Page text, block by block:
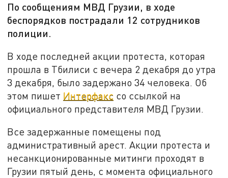
По сообщениям МВД Грузии, в ходе
беспорядков пострадали 12 сотрудников
полиции.
В ходе последней акции протеста, которая
прошла в Тбилиси с вечера 2 декабря до утра
3 декабря, было задержано 34 человека. Об
этом пишет Интерфакс со ссылкой на
официального представителя МВД Грузии.
Все задержанные помещены под
административный арест. Акции протеста и
несанкционированные митинги проходят в
Грузии пятый день, с момента официального